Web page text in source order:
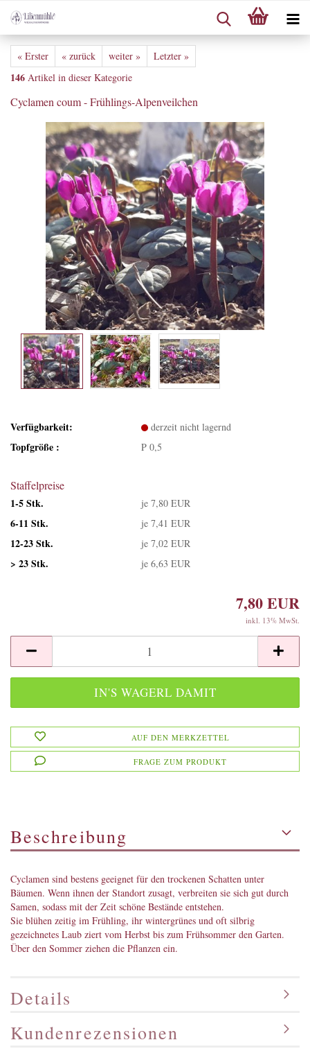
« Erster « zurück weiter » Letzter »
146 Artikel in dieser Kategorie
Cyclamen coum - Frühlings-Alpenveilchen
Verfügbarkeit: derzeit nicht lagernd
Topfgröße : P 0,5
Staffelpreise
1-5 Stk.
je 7,80 EUR
6-11 Stk. je 7,41 EUR
12-23 Stk. je 7,02 EUR
> 23 Stk. je 6,63 EUR
7,80 EUR
inkl. 13% MwSt.
AUF DEN MERKZETTEL
FRAGE ZUM PRODUKT
Beschreibung
Cyclamen sind bestens geeignet für den trockenen Schatten unter
Bäumen. Wenn ihnen der Standort zusagt, verbreiten sie sich gut durch
Samen, sodass mit der Zeit schöne Bestände entstehen.
Sie blühen zeitig im Frühling, ihr wintergrünes und oft silbrig
gezeichnetes Laub ziert vom Herbst bis zum Frühsommer den Garten.
Über den Sommer ziehen die Pflanzen ein.
Details
Kundenrezensionen